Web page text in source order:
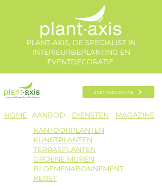
PLANT-AXIS, DE SPECIALIST IN
INTERIEURBEPLANTING EN
EVENTDECORATIE.
HOME​ AANBOD​
EVENTDECORATIE
DIENSTEN
MAGAZINE
KANTOORPLANTEN
KUNSTPLANTEN
TERRASPLANTEN
GROENE MUREN
BLOEMENABONNEMENT
KERST